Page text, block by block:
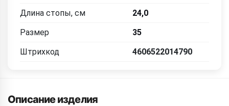
Длина стопы, см
24,0
Размер
35
Штрихкод
4606522014790
Описание изделия